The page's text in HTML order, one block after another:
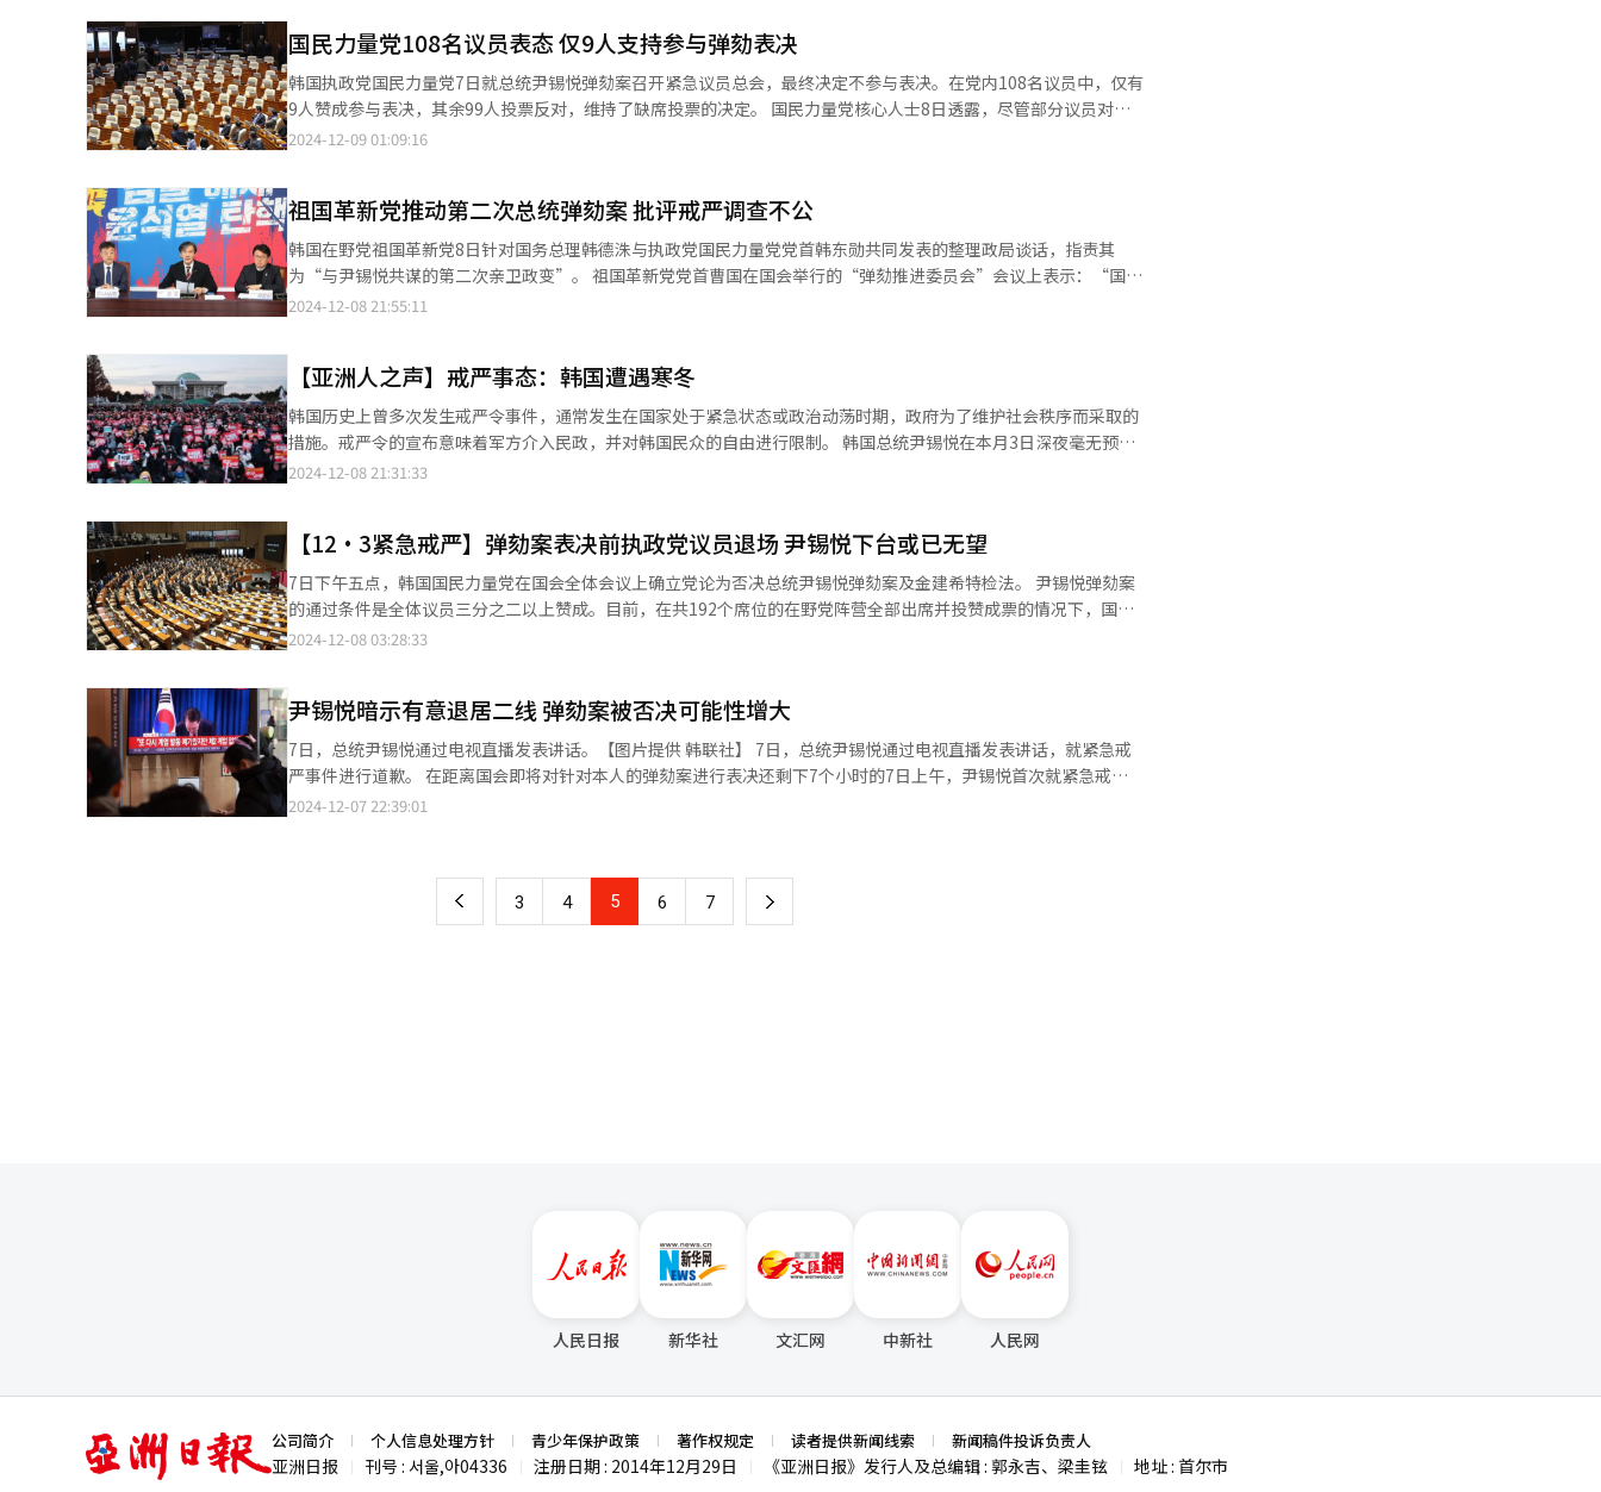
洙、国民力量党前党鞭秋庆镐、国军防谍司令官吕寅兄等在调查对象之列。常设性独检案独立检察官将由法务部次
官、法院行政处处长、大韩律师协会会长各推荐1人，国民力量党和共同民主党各推荐2人共7人组成。 当天的国会全
会上，全体参与投票288名投票议员以191人赞成、94人反对、3人弃权的结果通过要求迅速逮捕尹锡悦等主要8人的
决议案。决议案中要求迅速逮捕尹锡悦、金龙显、前行政安全部长官李祥敏、朴安洙、吕寅兄、首都防卫司令部司令
李镇雨、陆军特战司令郭种根、警察厅厅长赵志浩等。 10日，国会全会通过“宣布违宪紧急戒严查明内乱行为独立
种根打来的电话，询问“（国会议事堂里的）国会议员不能超过150人，能拖出来吗？” 金炫兑表示在4日凌晨零时
至零时30分之间，听到有言及国会议员人数的话，好像是司令官“担心（要求解除紧急戒严决议案）会通过”，所以
询问自己“议员一直在增加，不能超过150人，是否可以进入”，金炫兑答“（进入）难度较大。” 金炫兑称：“我
在国会里迷路时遇见正在赶来的安圭佰议员（共同民主党），安议员虽然不认识我但我认识他。我虽然无法向他打招
呼，安议员在经过我时我曾给他让路，倘若我当时试图将安议员拖出国会，我当时应该采取措施。” 金炫兑还强调，
的8名士兵实弹被统一保管，每人持有10发5.56毫米和10发9毫米的实弹，此外还有装在木箱里的空炮弹和练习用手
榴弹。 金炫兑还就当天兵力延迟抵达国会情况进行了说明，他表示，宣布戒严前进行了紧急集合训练，士兵在营内待
命，接到晚上10点下班命令不久，便接到紧急戒严令。金炫兑推测，向国会输送兵力的特种兵特殊作战航空团的情形
也较为类似，在下班后临时接到命令紧急返回。 金炫兑还表示，由于平时缺乏有关“戒严”的知识，不知道在戒严状
态下也应保障国会的活动，但这也是我的责任，令我的队员陷入可能犯下“内乱罪”的风险，对此表示谢罪。 金炫兑
的指挥官，将士兵们逼上绝境。如果说士兵们有罪，那便是听从了无能指挥官的指示。我将负责所有法律责任，作为
民主主义法治国家的军人，我将承担所有责任，并进行自我问责，离开心爱的部队。” 9日，在位于首尔龙山区的战
争纪念馆前，金炫兑召开记者会。【图片提供 韩联社】
国民力量党108名议员表态 仅9人支持参与弹劾表决
韩国执政党国民力量党7日就总统尹锡悦弹劾案召开紧急议员总会，最终决定不参与表决。在党内108名议员中，仅有
9人赞成参与表决，其余99人投票反对，维持了缺席投票的决定。 国民力量党核心人士8日透露，尽管部分议员对党
领导层不参与弹劾案表决的立场表示强烈反对，但在总会中，多数议员仍支持缺席表决的方针。据分析，通常被归
票。 对于外界传闻“议员被没收手机、无法参与弹劾案表决”，国民力量党相关人士明确否认。他表示：“缺席表决
是基于党内多数议员的意见作出的决定，与外界揣测无关。” 由于出席弹劾案表决的议员人数未达法定要求的200
人，仅195人参与，弹劾案最终宣告废止。 7日下午在国会全体会议召开前，国民力量党议员集体离开会议场，未参
与针对尹锡悦总统的弹劾表决。【图片来源 韩联社】
2024-12-09 01:09:16
祖国革新党推动第二次总统弹劾案 批评戒严调查不公
韩国在野党祖国革新党8日针对国务总理韩德洙与执政党国民力量党党首韩东勋共同发表的整理政局谈话，指责其
为“与尹锡悦共谋的第二次亲卫政变”。 祖国革新党党首曹国在国会举行的“弹劾推进委员会”会议上表示：“国务
总理与执政党党首每周会晤以代行总统职权，这一做法缺乏宪法及法律依据。”他质问：“韩东勋从未通过民主程序
可能是军事叛乱的共犯或从犯。” 同时，曹国对检察机关紧急戒严特别调查本部的独立性提出质疑。他批评：“调查
本部长朴世铉是韩东勋的校友，内乱罪并不属于检察机关职责范围，却由检方以变通方式展开调查。” 此外，祖国革
新党表示，已接近完成针对尹锡悦总统的第二次弹劾案草案。曹国指控称，尹锡悦总统在紧急戒严时下令拘捕多名朝
野政治人物，并指示军方试图控制中央选举管理委员会。这些行为严重违反宪法与民主原则。 根据韩国宪法第65
条，总统弹劾案需经国会过半数议员提出，并需三分之二以上在籍议员表决通过。祖国革新党表示，将全力推动弹劾
委员会）”紧急全体会议上，祖国革新党党首曹国（中）发表讲话。【图片来源 韩联社】
2024-12-08 21:55:11
【亚洲人之声】戒严事态：韩国遭遇寒冬
韩国历史上曾多次发生戒严令事件，通常发生在国家处于紧急状态或政治动荡时期，政府为了维护社会秩序而采取的
措施。戒严令的宣布意味着军方介入民政，并对韩国民众的自由进行限制。 韩国总统尹锡悦在本月3日深夜毫无预兆
地宣布“紧急戒严”，这一举动引发了弹劾风波。共同民主党等在野六党联合发起尹锡悦弹劾案。弹劾案指出，尹锡
中断。在野党议员集体起立，呼喊国民力量党议员返回会场投票。最终，只有195名议员表决投票，未达到法定的
200名投票人数，导致弹劾案被废止。 韩国国会议长禹元植对国民力量党所属议员表示：“韩国国民、世界和历史将
如何看待未参与投票的这种情况呢？不怕历史的评价吗？如果因此而损害了世界的评价，你们能承担责任吗？” 他还
强调道：“这个问题不是党派问题，而是韩国历史和民主的问题。参与投票，正是保护国家和民主的方式。” 在此时
此刻，我们有必要重新审视国会议员的义务。笔者认为，作为一个爱国者、国会议员、公民的代表，必须积极参与此
韩国民众举行集会要求总统尹锡悦下台。【图片提供 韩联社】
2024-12-08 21:31:33
【12·3紧急戒严】弹劾案表决前执政党议员退场 尹锡悦下台或已无望
7日下午五点，韩国国民力量党在国会全体会议上确立党论为否决总统尹锡悦弹劾案及金建希特检法。 尹锡悦弹劾案
的通过条件是全体议员三分之二以上赞成。目前，在共192个席位的在野党阵营全部出席并投赞成票的情况下，国民
力量党方面也要出现至少8张不按照党论投票的票数，弹劾案才可能通过。 投票采用无记名方式，因此可能出现脱离
已经集体退场。 7日下午，在韩国国会总会上，在野党议员一一点名拒绝参加总统尹锡悦弹劾案表决而退场的执政党
议员。【图片来源 韩联社】
2024-12-08 03:28:33
尹锡悦暗示有意退居二线 弹劾案被否决可能性增大
7日，总统尹锡悦通过电视直播发表讲话。【图片提供 韩联社】 7日，总统尹锡悦通过电视直播发表讲话，就紧急戒
严事件进行道歉。 在距离国会即将对针对本人的弹劾案进行表决还剩下7个小时的7日上午，尹锡悦首次就紧急戒严
风波表态，距离宣布紧急戒严已过去4天。 尹锡悦在长约2分钟的讲话中表示，将包括任期在内的各种稳定政局的方
以国民力量党和韩德洙总理为中心的内阁协调国政，向左右弹劾案通过与否的国民力量党“亲韩派”议员施压。 国民
力量党党首韩东勋前日表示赞成弹劾，安哲洙、赵庆泰等议员也公开表示赞成弹劾。目前108名国民力量党议员中，
如果8人以上投赞成票弹劾案便可通过，因此“亲韩派”需提供反对弹劾的正当理由。 据悉，尹锡悦曾试图通过谈话
2024-12-07 22:39:01
上 3 4 5 6 7 下
人民日报 新华社 文汇网 中新社 人民网
亚
洲
日
公司简介 个人信息处理方针 青少年保护政策 著作权规定 读者提供新闻线索 新闻稿件投诉负责人
亚洲日报 刊号 : 서울,아04336 注册日期 : 2014年12月29日 《亚洲日报》发行人及总编辑 : 郭永吉、梁圭铉
地址 : 首尔市